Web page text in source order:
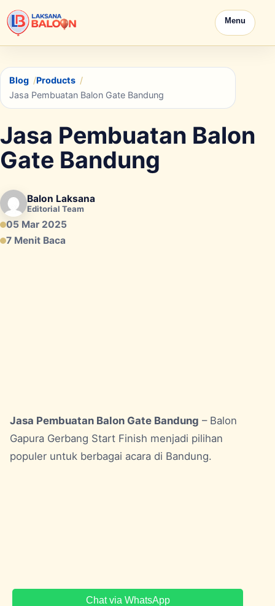
Menu
Blog
Products
Jasa Pembuatan Balon Gate Bandung
Jasa Pembuatan Balon
Gate Bandung
Balon Laksana
Editorial Team
05 Mar 2025
7 Menit Baca
Jasa Pembuatan Balon Gate Bandung – Balon
Gapura Gerbang Start Finish menjadi pilihan
populer untuk berbagai acara di Bandung.
Chat via WhatsApp